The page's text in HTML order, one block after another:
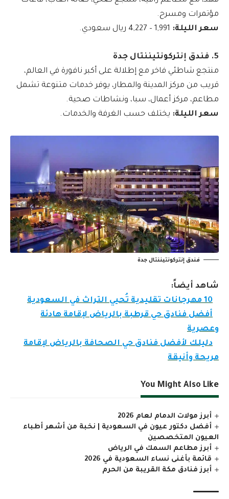
مؤتمرات ومسرح.
سعر الليلة:
5. فندق إنتركونتيننتال جدة
منتجع شاطئي فاخر مع إطلالة على أكبر نافورة في العالم،
قريب من مركز المدينة والمطار، يوفر خدمات متنوعة تشمل
مطاعم، مركز أعمال، سبا، ونشاطات صحية.
سعر الليلة: يختلف حسب الغرفة والخدمات.
فندق إنتركونتيننتال جدة
شاهد أيضاً:
10 مهرجانات تقليدية تُحيي التراث في السعودية
أفضل فنادق حي قرطبة بالرياض لإقامة هادئة
وعصرية
دليلك لأفضل فنادق حي الصحافة بالرياض لإقامة
مريحة وأنيقة
You Might Also Like
أبرز مولات الدمام لعام 2026
أفضل دكتور عيون في السعودية | نخبة من أشهر أطباء
العيون المتخصصين
أبرز مطاعم السمك في الرياض
قائمة بأغنى نساء السعودية في 2026
أبرز فنادق مكة القريبة من الحرم